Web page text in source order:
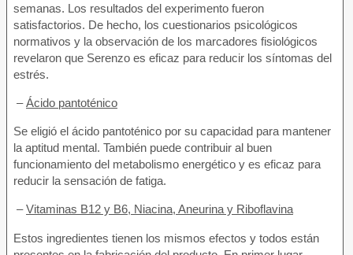
semanas. Los resultados del experimento fueron
satisfactorios. De hecho, los cuestionarios psicológicos
normativos y la observación de los marcadores fisiológicos
revelaron que Serenzo es eficaz para reducir los síntomas del
estrés.
–Ácido pantoténico
Se eligió el ácido pantoténico por su capacidad para mantener
la aptitud mental. También puede contribuir al buen
funcionamiento del metabolismo energético y es eficaz para
reducir la sensación de fatiga.
–Vitaminas B12 y B6, Niacina, Aneurina y Riboflavina
Estos ingredientes tienen los mismos efectos y todos están